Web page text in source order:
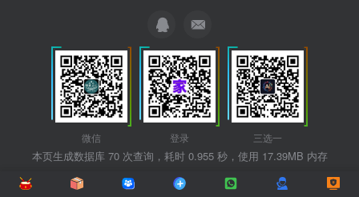
微信 登录 三选一
本页生成数据库 70 次查询，耗时 0.955 秒，使用 17.39MB 内存